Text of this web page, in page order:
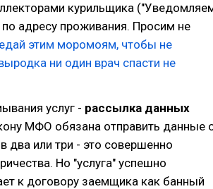
курильщика
адресу проживания. Просим не
этим моромоям, чтобы не
ни один врач спасти не
услуг - рассылка данных
МФО обязана отправить данные
два или три - это совершенно
Но "услуга" успешно
к договору заемщика как банный